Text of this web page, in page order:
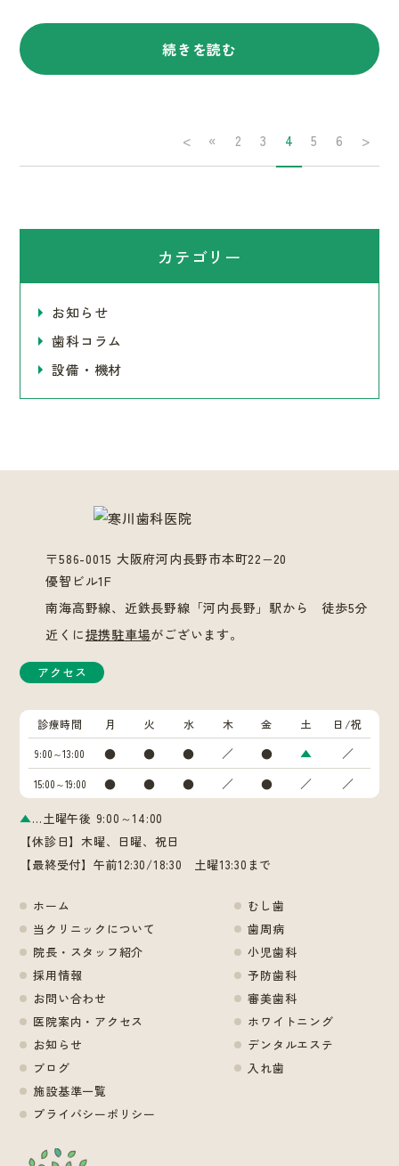
続きを読む
< « 2 3 4 5 6 >
カテゴリー
お知らせ
歯科コラム
設備・機材
〒586-0015 大阪府河内長野市本町22−20
優智ビル1F
南海高野線、近鉄長野線「河内長野」駅から 徒歩5分
近くに提携駐車場がございます。
アクセス
診療時間 月 火 水 木 金 土 日/祝
9:00～13:00 ● ● ● ／ ● ▲ ／
15:00～19:00 ● ● ● ／ ● ／ ／
▲…土曜午後 9:00～14:00
【休診日】木曜、日曜、祝日
【最終受付】午前12:30/18:30 土曜13:30まで
ホーム
当クリニックについて
院長・スタッフ紹介
採用情報
お問い合わせ
医院案内・アクセス
お知らせ
ブログ
施設基準一覧
プライバシーポリシー
むし歯
歯周病
小児歯科
予防歯科
審美歯科
ホワイトニング
デンタルエステ
入れ歯